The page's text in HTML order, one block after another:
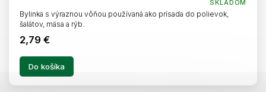
SKLADOM
2,79 €
Do košíka
Bylinka s výraznou vôňou používaná ako prísada do polievok,
šalátov, mäsa a rýb.